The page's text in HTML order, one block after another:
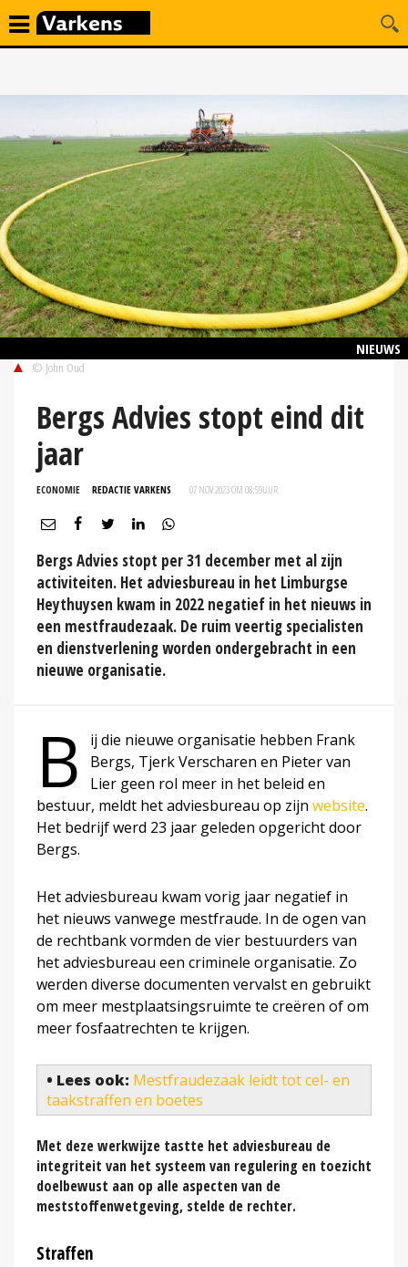
NIEUWS
© John Oud
Bergs Advies stopt eind dit
jaar
ECONOMIE REDACTIE VARKENS 07 NOV 2023 OM 08:59UUR
Bergs Advies stopt per 31 december met al zijn
activiteiten. Het adviesbureau in het Limburgse
Heythuysen kwam in 2022 negatief in het nieuws in
een mestfraudezaak. De ruim veertig specialisten
en dienstverlening worden ondergebracht in een
nieuwe organisatie.
B
ij die nieuwe organisatie hebben Frank
Bergs, Tjerk Verscharen en Pieter van
Lier geen rol meer in het beleid en
bestuur, meldt het adviesbureau op zijn website.
Het bedrijf werd 23 jaar geleden opgericht door
Bergs.
Het adviesbureau kwam vorig jaar negatief in
het nieuws vanwege mestfraude. In de ogen van
de rechtbank vormden de vier bestuurders van
het adviesbureau een criminele organisatie. Zo
werden diverse documenten vervalst en gebruikt
om meer mestplaatsingsruimte te creëren of om
meer fosfaatrechten te krijgen.
• Lees ook: Mestfraudezaak leidt tot cel- en
taakstraffen en boetes
Met deze werkwijze tastte het adviesbureau de
integriteit van het systeem van regulering en toezicht
doelbewust aan op alle aspecten van de
meststoffenwetgeving, stelde de rechter.
Straffen